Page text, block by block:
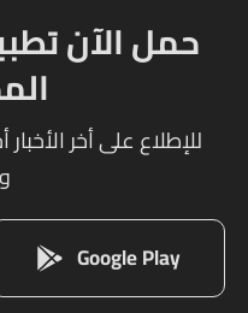
للإطلاع على أخر
Google Play